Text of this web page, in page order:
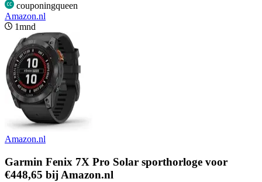
couponingqueen
Amazon.nl
1mnd
Amazon.nl
Garmin Fenix 7X Pro Solar sporthorloge voor
€448,65 bij Amazon.nl